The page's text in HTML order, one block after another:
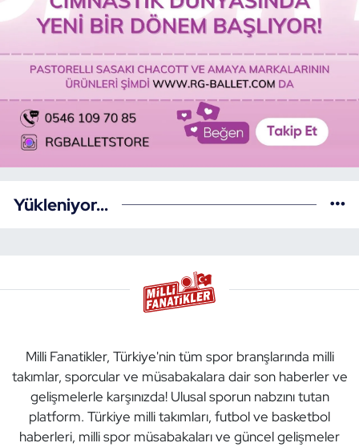
Yükleniyor...
Milli Fanatikler, Türkiye'nin tüm spor branşlarında milli
takımlar, sporcular ve müsabakalara dair son haberler ve
gelişmelerle karşınızda! Ulusal sporun nabzını tutan
platform. Türkiye milli takımları, futbol ve basketbol
haberleri, milli spor müsabakaları ve güncel gelişmeler